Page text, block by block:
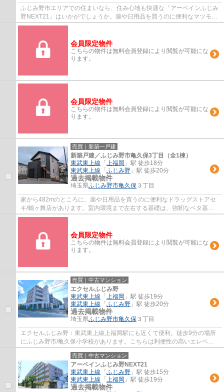
ふじみ野市エリアでの住まいなら、住み心地も快適な「アーベインふじみ
野NEXT21」はいかがでしょうか。薬や日用品を買うのに便利なマツモト
キヨシ/大井町店まで306mです。南東向きのお...
会員限定物件
こちらの物件は無料会員登録により閲覧が可能にな
ります。
会員限定物件
こちらの物件は無料会員登録により閲覧が可能にな
ります。
売買｜新築一戸建
新築戸建／ふじみ野市亀久保3丁目（全1棟）
東武東上線 「 上福岡 」駅 徒歩18分
東武東上線 「 ふじみ野 」駅 徒歩20分
過去掲載物件
埼玉県ふじみ野市亀久保 ３丁目
家から482mのところに、薬や日用品を買うのに便利なドラッグストアセ
キ/鶴ヶ舞店があります。室内環境まで左右する基礎は、強靭なベタ基礎
となっております。夢のマイホームは思い切っ...
会員限定物件
こちらの物件は無料会員登録により閲覧が可能にな
ります。
売買｜中古マンション
エクセルふじみ野
東武東上線 「 上福岡 」駅 徒歩19分
東武東上線 「 ふじみ野 」駅 徒歩20分
過去掲載物件
埼玉県ふじみ野市亀久保 ３丁目
エクセルふじみ野：東武東上線上福岡駅にも近くて便利。徒歩9分の場所
にふじみ野市/亀久保小学校があります。こちらは利便性の高いエレベー
ター付きの物件です。外観タイル張りなら、...
売買｜中古マンション
アーベインふじみ野NEXT21
東武東上線 「 ふじみ野 」駅 徒歩15分
東武東上線 「 上福岡 」駅 徒歩19分
過去掲載物件